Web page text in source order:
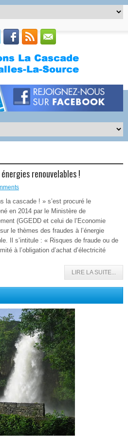
renouvelables !
la cascade ! » s’est procuré le
en 2014 par le Ministère de
(GGEDD et celui de l’Economie
le thèmes des fraudes à l’énergie
Il s’intitule : « Risques de fraude ou de
à l’obligation d’achat d’électricité
LIRE LA SUITE...